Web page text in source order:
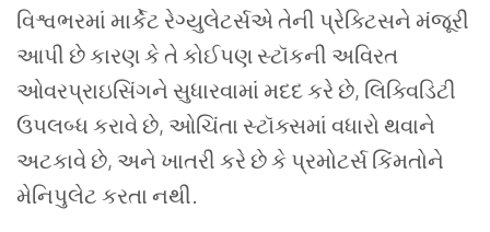
વિશ્વભરમાં માર્કેટ રેગ્યુલેટર્સએ તેની પ્રેક્ટિસને મંજૂરી
આપી છે કારણ કે તે કોઈપણ સ્ટૉકની અવિરત
ઓવરપ્રાઇસિંગને સુધારવામાં મદદ કરે છે, લિક્વિડિટી
ઉપલબ્ધ કરાવે છે, ઓચિંતા સ્ટૉક્સમાં વધારો થવાને
અટકાવે છે, અને ખાતરી કરે છે કે પ્રમોટર્સ કિંમતોને
મેનિપુલેટ કરતા નથી.